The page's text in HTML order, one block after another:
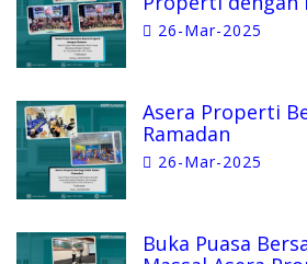
26-Mar-2025
Asera Properti
Ramadan
26-Mar-2025
Buka Puasa